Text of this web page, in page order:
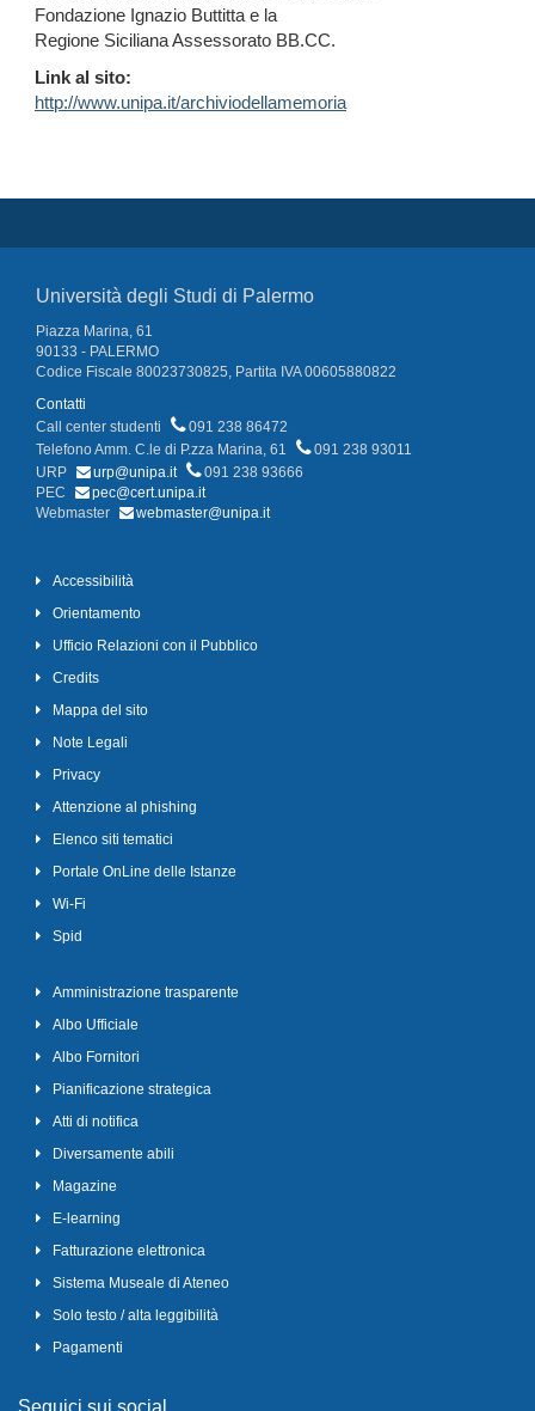
Fondazione Ignazio Buttitta e la
Regione Siciliana Assessorato BB.CC.
Link al sito:
http://www.unipa.it/archiviodellamemoria
Università degli Studi di Palermo
Piazza Marina, 61
90133 - PALERMO
Codice Fiscale 80023730825, Partita IVA 00605880822
Contatti
Call center studenti
091 238 86472
Telefono Amm. C.le di P.zza Marina, 61
091 238 93011
URP
urp@unipa.it
091 238 93666
PEC
pec@cert.unipa.it
Webmaster
webmaster@unipa.it
Accessibilità
Orientamento
Ufficio Relazioni con il Pubblico
Credits
Mappa del sito
Note Legali
Privacy
Attenzione al phishing
Elenco siti tematici
Portale OnLine delle Istanze
Wi-Fi
Spid
Amministrazione trasparente
Albo Ufficiale
Albo Fornitori
Pianificazione strategica
Atti di notifica
Diversamente abili
Magazine
E-learning
Fatturazione elettronica
Sistema Museale di Ateneo
Solo testo / alta leggibilità
Pagamenti